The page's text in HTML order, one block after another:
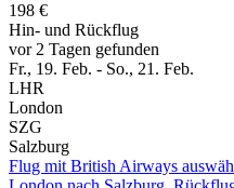
198 €
Hin- und Rückflug
vor 2 Tagen gefunden
Fr., 19. Feb. - So., 21. Feb.
LHR
London
SZG
Salzburg
Flug mit British Airways